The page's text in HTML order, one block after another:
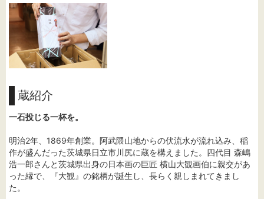
蔵紹介
一石投じる一杯を。
明治2年、1869年創業。阿武隈山地からの伏流水が流れ込み、稲
作が盛んだった茨城県日立市川尻に蔵を構えました。四代目 森嶋
浩一郎さんと茨城県出身の日本画の巨匠 横山大観画伯に親交があ
った縁で、『大観』の銘柄が誕生し、長らく親しまれてきまし
た。